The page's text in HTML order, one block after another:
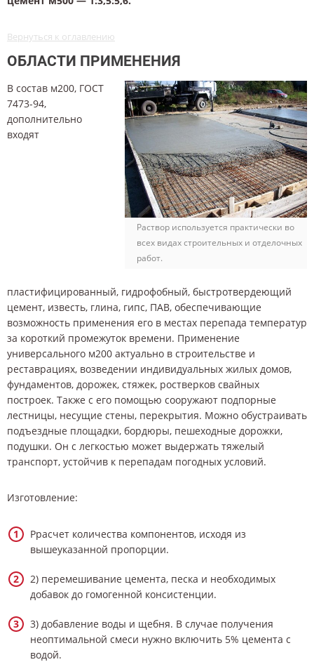
Вернуться к оглавлению
ОБЛАСТИ ПРИМЕНЕНИЯ
Раствор используется практически во
всех видах строительных и отделочных
работ.
В состав м200, ГОСТ
7473-94,
дополнительно
входят
пластифицированный, гидрофобный, быстротвердеющий
цемент, известь, глина, гипс, ПАВ, обеспечивающие
возможность применения его в местах перепада температур
за короткий промежуток времени. Применение
универсального м200 актуально в строительстве и
реставрациях, возведении индивидуальных жилых домов,
фундаментов, дорожек, стяжек, ростверков свайных
построек. Также с его помощью сооружают подпорные
лестницы, несущие стены, перекрытия. Можно обустраивать
подъездные площадки, бордюры, пешеходные дорожки,
подушки. Он с легкостью может выдержать тяжелый
транспорт, устойчив к перепадам погодных условий.
Изготовление:
Ррасчет количества компонентов, исходя из
вышеуказанной пропорции.
2) перемешивание цемента, песка и необходимых
добавок до гомогенной консистенции.
3) добавление воды и щебня. В случае получения
неоптимальной смеси нужно включить 5% цемента с
водой.